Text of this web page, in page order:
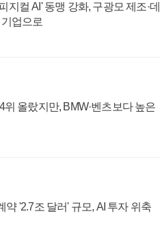
지컬 AI' 동맹 강화, 구광모 제조·데
업으로
올랐지만, BMW·벤츠보다 높은
'2.7조 달러' 규모, AI 투자 위축